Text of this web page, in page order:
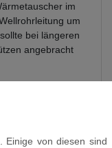
im
um
bei längeren
angebracht
Einige von diesen sind